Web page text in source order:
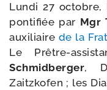
Lundi 27
pon­ti­fiée par Mgr
auxi­liaire de la
Le Prêtre-​
Schmidberger,
Zaitzkofen ; les